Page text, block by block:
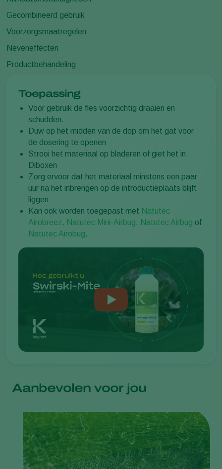
Gecombineerd gebruik
Voorzorgsmaatregelen
Neveneffecten
Productbehandeling
Toepassing
Voor gebruik de fles voorzichtig draaien en
schudden.
Duw op het midden van de dop om het gat voor
de dosering te openen
Strooi het materiaal op bladeren of giet het in
Diboxen
Zorg ervoor dat het materiaal minstens een paar
uur na het inbrengen op de introductieplaats blijft
liggen
Kan ook worden toegepast met Natutec
Airobreez, Natutec Mini-Airbug, Natutec Airbug of
Natutec Airobug.
Aanbevolen voor jou